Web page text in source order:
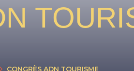
CONGRÈS ADN TOURISME